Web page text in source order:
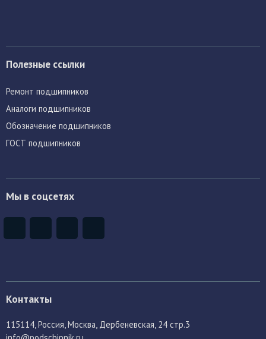
Полезные ссылки
Ремонт подшипников
Аналоги подшипников
Обозначение подшипников
ГОСТ подшипников
Мы в соцсетях
Контакты
115114 , Россия, Москва, Дербеневская, 24 стр.3